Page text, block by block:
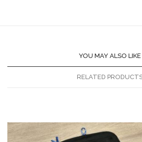
YOU MAY ALSO LIKE
RELATED